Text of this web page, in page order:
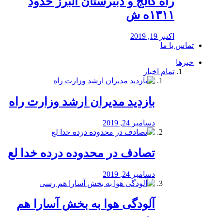
۱۳۱۱ه ش
اکتبر 19, 2019
تماس با ما
خبرها
تمام اخبار
بازدید مدیران ارشد وزارت راه
دسامبر 24, 2019
تصادف در محدوده درده خدا لع
دسامبر 24, 2019
آلودگی هوا به بخش آسارا هم